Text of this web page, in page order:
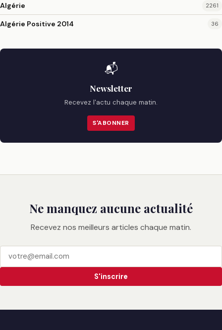
Algérie 2261
Algérie Positive 2014 36
📬
Newsletter
Recevez l'actu chaque matin.
S'ABONNER
Ne manquez aucune actualité
Recevez nos meilleurs articles chaque matin.
S'inscrire